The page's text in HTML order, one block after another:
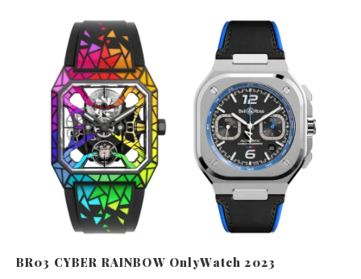
BR03 CYBER RAINBOW OnlyWatch 2023